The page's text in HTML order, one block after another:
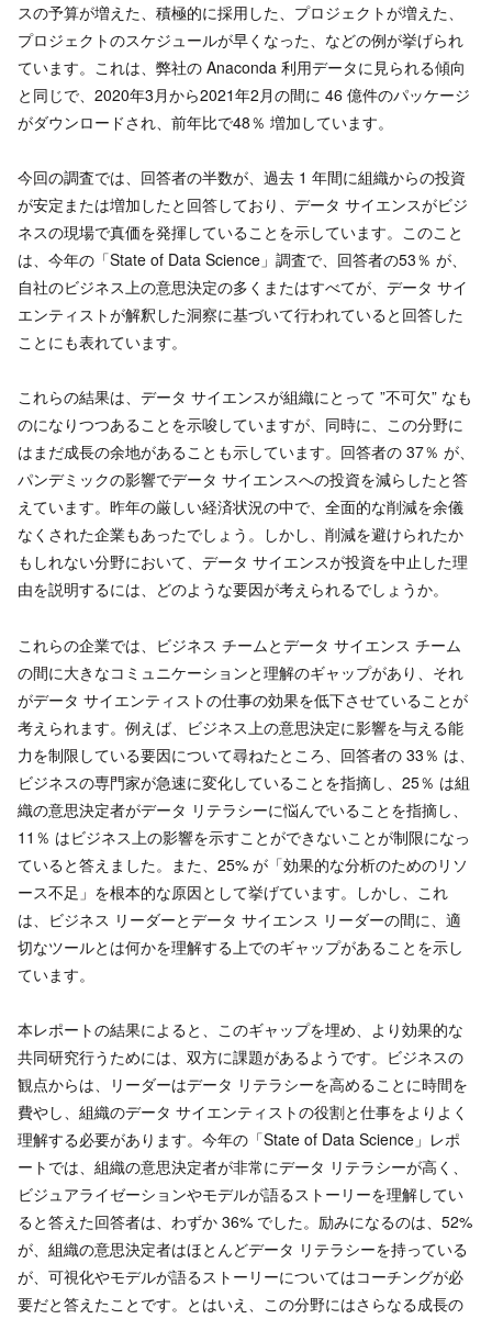
スの予算が増えた、積極的に採用した、プロジェクトが増えた、
プロジェクトのスケジュールが早くなった、などの例が挙げられ
ています。これは、弊社の Anaconda 利用データに見られる傾向
と同じで、2020年3月から2021年2月の間に 46 億件のパッケージ
がダウンロードされ、前年比で48％ 増加しています。
今回の調査では、回答者の半数が、過去 1 年間に組織からの投資
が安定または増加したと回答しており、データ サイエンスがビジ
ネスの現場で真価を発揮していることを示しています。このこと
は、今年の「State of Data Science」調査で、回答者の53％ が、
自社のビジネス上の意思決定の多くまたはすべてが、データ サイ
エンティストが解釈した洞察に基づいて行われていると回答した
ことにも表れています。
これらの結果は、データ サイエンスが組織にとって ”不可欠” なも
のになりつつあることを示唆していますが、同時に、この分野に
はまだ成長の余地があることも示しています。回答者の 37％ が、
パンデミックの影響でデータ サイエンスへの投資を減らしたと答
えています。昨年の厳しい経済状況の中で、全面的な削減を余儀
なくされた企業もあったでしょう。しかし、削減を避けられたか
もしれない分野において、データ サイエンスが投資を中止した理
由を説明するには、どのような要因が考えられるでしょうか。
これらの企業では、ビジネス チームとデータ サイエンス チーム
の間に大きなコミュニケーションと理解のギャップがあり、それ
がデータ サイエンティストの仕事の効果を低下させていることが
考えられます。例えば、ビジネス上の意思決定に影響を与える能
力を制限している要因について尋ねたところ、回答者の 33％ は、
ビジネスの専門家が急速に変化していることを指摘し、25％ は組
織の意思決定者がデータ リテラシーに悩んでいることを指摘し、
11％ はビジネス上の影響を示すことができないことが制限になっ
ていると答えました。また、25% が「効果的な分析のためのリソ
ース不足」を根本的な原因として挙げています。しかし、これ
は、ビジネス リーダーとデータ サイエンス リーダーの間に、適
切なツールとは何かを理解する上でのギャップがあることを示し
ています。
本レポートの結果によると、このギャップを埋め、より効果的な
共同研究行うためには、双方に課題があるようです。ビジネスの
観点からは、リーダーはデータ リテラシーを高めることに時間を
費やし、組織のデータ サイエンティストの役割と仕事をよりよく
理解する必要があります。今年の「State of Data Science」レポ
ートでは、組織の意思決定者が非常にデータ リテラシーが高く、
ビジュアライゼーションやモデルが語るストーリーを理解してい
ると答えた回答者は、わずか 36% でした。励みになるのは、52%
が、組織の意思決定者はほとんどデータ リテラシーを持っている
が、可視化やモデルが語るストーリーについてはコーチングが必
要だと答えたことです。とはいえ、この分野にはさらなる成長の